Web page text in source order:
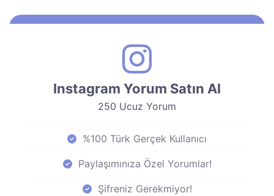
Instagram Yorum Satın Al
250 Ucuz Yorum
%100 Türk Gerçek Kullanıcı
Paylaşımınıza Özel Yorumlar!
Şifreniz Gerekmiyor!